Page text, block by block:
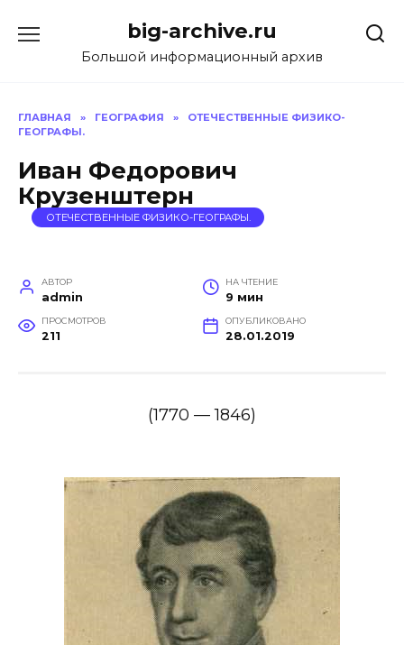
содержанию
big-archive.ru
Большой информационный архив
ГЛАВНАЯ » ГЕОГРАФИЯ »
ОТЕЧЕСТВЕННЫЕ ФИЗИКО-
ГЕОГРАФЫ.
Иван Федорович
Крузенштерн
ОТЕЧЕСТВЕННЫЕ ФИЗИКО-ГЕОГРАФЫ.
АВТОР
admin
НА ЧТЕНИЕ
9 мин
ПРОСМОТРОВ
211
ОПУБЛИКОВАНО
28.01.2019
(1770 — 1846)